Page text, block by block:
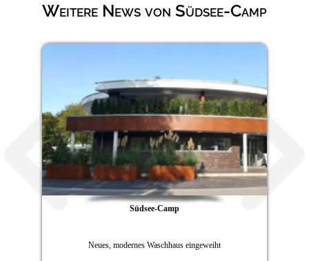
Weitere News von Südsee-Camp
Südsee-Camp
Neues, modernes Waschhaus eingeweiht